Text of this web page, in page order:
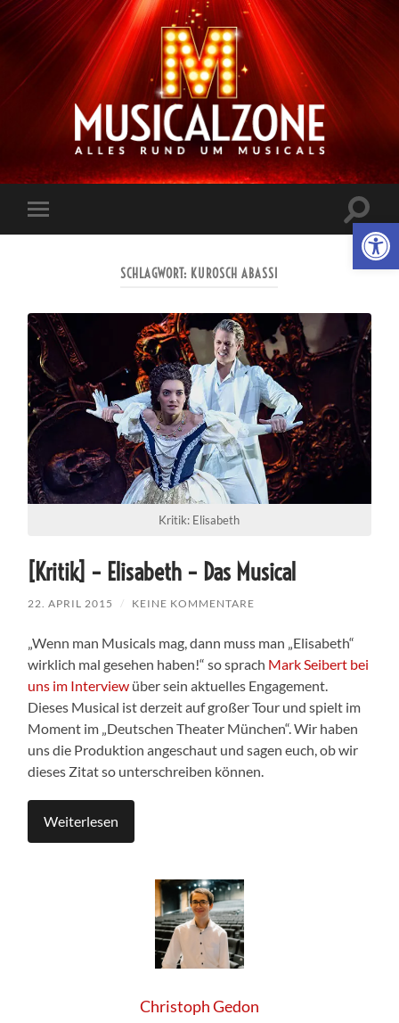
Musicalzone.de
Mobile-
Menü
ein-/
SCHLAGWORT: KUROSCH ABASSI
Kritik: Elisabeth
[Kritik] – Elisabeth – Das Musical
22. APRIL 2015 / KEINE KOMMENTARE
„Wenn man Musicals mag, dann muss man „Elisabeth“
wirklich mal gesehen haben!“ so sprach Mark Seibert bei
uns im Interview über sein aktuelles Engagement.
Dieses Musical ist derzeit auf großer Tour und spielt im
Moment im „Deutschen Theater München“. Wir haben
uns die Produktion angeschaut und sagen euch, ob wir
dieses Zitat so unterschreiben können.
Weiterlesen
Christoph Gedon